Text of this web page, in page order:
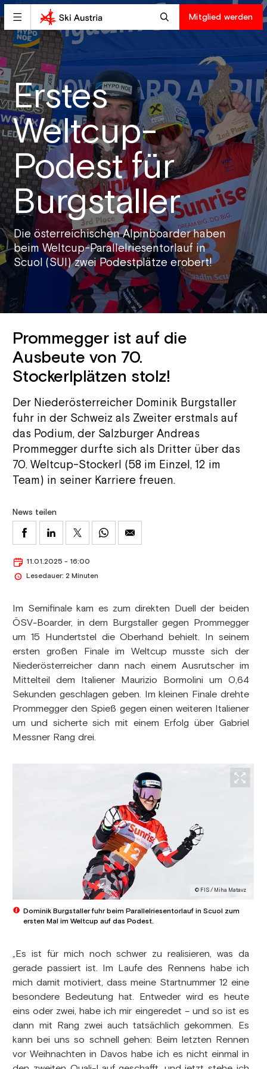
Mitglied werden
Erstes
Weltcup-
Podest für
Burgstaller
Die österreichischen Alpinboarder haben
beim Weltcup-Parallelriesentorlauf in
Scuol (SUI) zwei Podestplätze erobert!
Prommegger ist auf die
Ausbeute von 70.
Stockerlplätzen stolz!
Der Niederösterreicher Dominik Burgstaller
fuhr in der Schweiz als Zweiter erstmals auf
das Podium, der Salzburger Andreas
Prommegger durfte sich als Dritter über das
70. Weltcup-Stockerl (58 im Einzel, 12 im
Team) in seiner Karriere freuen.
News teilen
11.01.2025 - 16:00
Lesedauer: 2 Minuten
Im Semifinale kam es zum direkten Duell der beiden
ÖSV-Boarder, in dem Burgstaller gegen Prommegger
um 15 Hundertstel die Oberhand behielt. In seinem
ersten großen Finale im Weltcup musste sich der
Niederösterreicher dann nach einem Ausrutscher im
Mittelteil dem Italiener Maurizio Bormolini um 0,64
Sekunden geschlagen geben. Im kleinen Finale drehte
Prommegger den Spieß gegen einen weiteren Italiener
um und sicherte sich mit einem Erfolg über Gabriel
Messner Rang drei.
© FIS / Miha Matavz
Dominik Burgstaller fuhr beim Parallelriesentorlauf in Scuol zum
ersten Mal im Weltcup auf das Podest.
„Es ist für mich noch schwer zu realisieren, was da
gerade passiert ist. Im Laufe des Rennens habe ich
mich damit motiviert, dass meine Startnummer 12 eine
besondere Bedeutung hat. Entweder wird es heute
eins oder zwei, habe ich mir eingeredet – und so ist es
dann mit Rang zwei auch tatsächlich gekommen. Es
kann bei uns so schnell gehen: Beim letzten Rennen
vor Weihnachten in Davos habe ich es nicht einmal in